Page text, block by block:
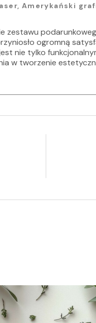
Amerykański
zestawu
ogromną
nie tylko
w tworzenie